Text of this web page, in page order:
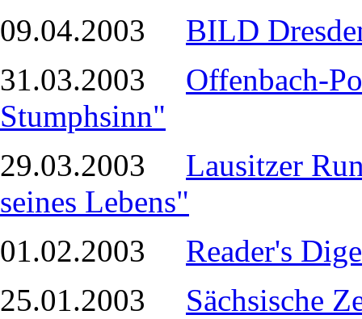
09.04.2003 BILD
31.03.2003 Offenbach-
Stumphsinn"
29.03.2003 Lausitzer
seines Lebens"
01.02.2003 Reader's
25.01.2003 Sächsische